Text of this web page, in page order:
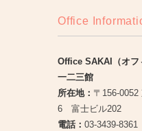
Office
Office SAKAI（オ
一二三館
所在地： 〒156-0052
6 富士ビル202
電話： 03-3439-8361